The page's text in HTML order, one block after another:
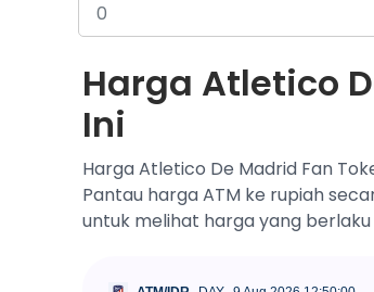
Harga Atletico
Ini
Harga Atletico De Madrid Fan
Pantau harga ATM ke rupiah
untuk melihat harga yang